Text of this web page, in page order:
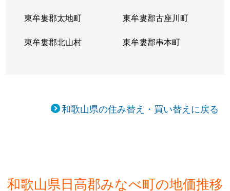
東牟婁郡太地町 東牟婁郡古座川町
東牟婁郡北山村 東牟婁郡串本町
和歌山県の住み替え・買い替えに戻る
和歌山県日高郡みなべ町の地価推移